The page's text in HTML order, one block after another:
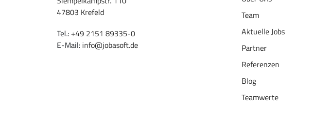
47803 Krefeld
Tel.: +49 2151 89335-0
E-Mail: info@jobasoft.de
Team
Aktuelle Jobs
Partner
Referenzen
Blog
Teamwerte